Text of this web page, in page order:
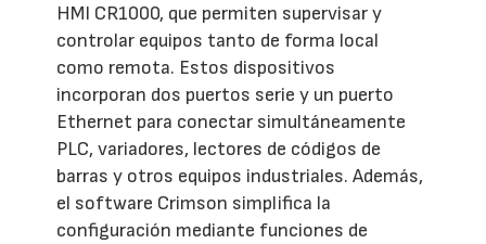
HMI CR1000, que permiten supervisar y
controlar equipos tanto de forma local
como remota. Estos dispositivos
incorporan dos puertos serie y un puerto
Ethernet para conectar simultáneamente
PLC, variadores, lectores de códigos de
barras y otros equipos industriales. Además,
el software Crimson simplifica la
configuración mediante funciones de